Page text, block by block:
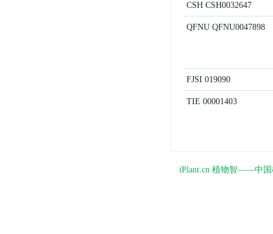
CSH CSH0032647
QFNU QFNU0047898
FJSI 019090
TIE 00001403
iPlant.cn 植物智——中国